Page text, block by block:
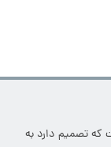
که تصمیم دارد به